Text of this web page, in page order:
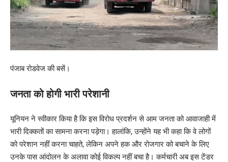
पंजाब रोडवेज की बसें।
जनता को होगी भारी परेशानी
यूनियन ने स्वीकार किया है कि इस विरोध प्रदर्शन से आम जनता को आवाजाही में
भारी दिक्कतों का सामना करना पड़ेगा। हालांकि, उन्होंने यह भी कहा कि वे लोगों
को परेशान नहीं करना चाहते, लेकिन अपने हक और रोजगार को बचाने के लिए
उनके पास आंदोलन के अलावा कोई विकल्प नहीं बचा है। कर्मचारी अब इस टेंडर